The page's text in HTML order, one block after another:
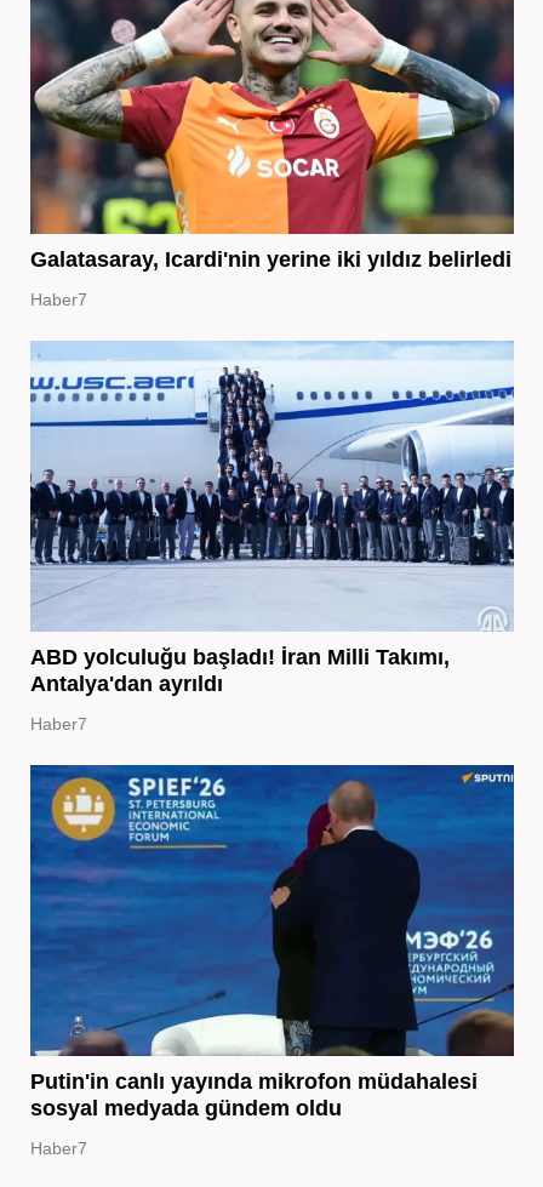
Galatasaray, Icardi'nin yerine iki yıldız belirledi
Haber7
ABD yolculuğu başladı! İran Milli Takımı,
Antalya'dan ayrıldı
Haber7
Putin'in canlı yayında mikrofon müdahalesi
sosyal medyada gündem oldu
Haber7